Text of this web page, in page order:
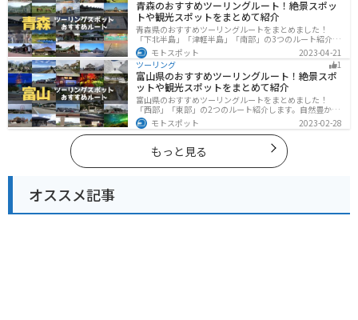
青森のおすすめツーリングルート！絶景スポッ
トや観光スポットをまとめて紹介
青森県のおすすめツーリングルートをまとめました！
「下北半島」「津軽半島」「南部」の3つのルート紹介し
ます。自然に恵まれた風光明媚な景色や歴史文化に触れ
られる観光スポットが多くあります。バイクで青森県に
ツーリングに行く際は参考にしてください。
モトスポット
2023-04-21
ツーリング
1
富山県のおすすめツーリングルート！絶景スポ
ットや観光スポットをまとめて紹介
富山県のおすすめツーリングルートをまとめました！
「西部」「東部」の2つのルート紹介します。自然豊かな
山と海、温泉が充実しており、美術館などもあるので、
自然を満喫するツーリングができます。バイクで富山県
にツーリングに行く際は参考にしてください。
モトスポット 2023-02-28
もっと見る
オススメ記事